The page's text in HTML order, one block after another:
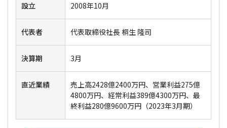
設立 2008年10月
代表者 代表取締役社長 桐生 隆司
決算期 3月
直近業績
売上高2428億2400万円、営業利益275億
4800万円、経常利益389億4300万円、最
終利益280億9600万円（2023年3月期）